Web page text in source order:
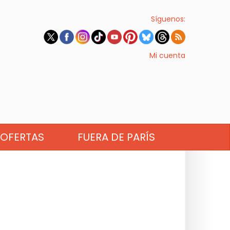
Síguenos:
Mi cuenta
OFERTAS FUERA DE PARÍS